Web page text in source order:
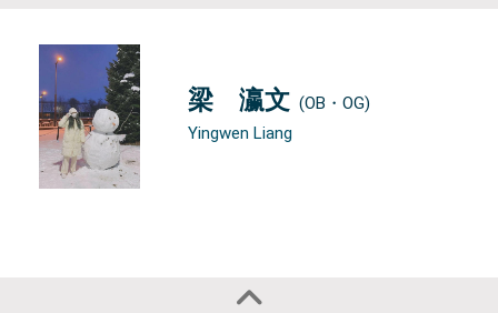
梁 瀛文 (OB・OG)
Yingwen Liang